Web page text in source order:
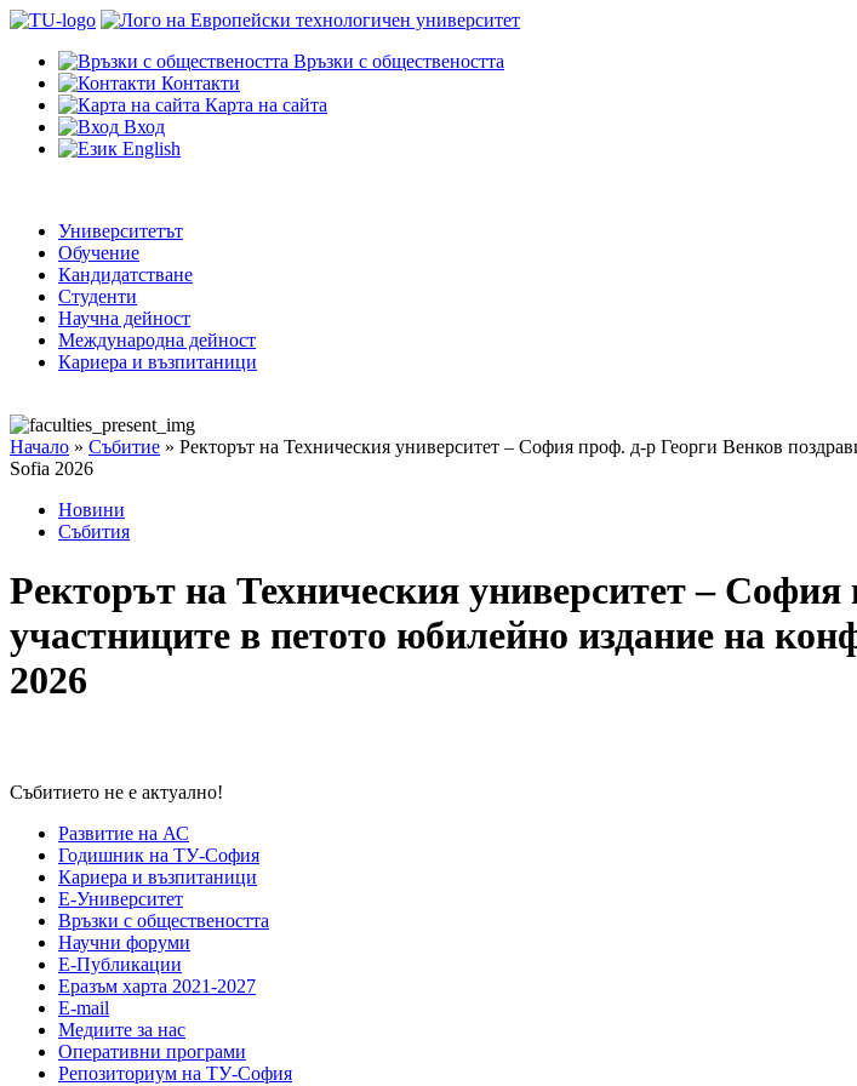
Връзки с обществеността
Контакти
Карта на сайта
Вход
English
Университетът
Обучение
Кандидатстване
Студенти
Научна дейност
Международна дейност
Кариера и възпитаници
Начало » Събитие » Ректорът на Техническия университет – София проф. д-р Георги Венков
Sofia 2026
Новини
Събития
Ректорът на Техническия университет –
участниците в петото юбилейно издание на
2026
Събитието не е актуално!
Развитие на АС
Годишник на ТУ-София
Кариера и възпитаници
Е-Университет
Връзки с обществеността
Научни форуми
Е-Публикации
Еразъм харта 2021-2027
E-mail
Медиите за нас
Оперативни програми
Репозиториум на ТУ-София